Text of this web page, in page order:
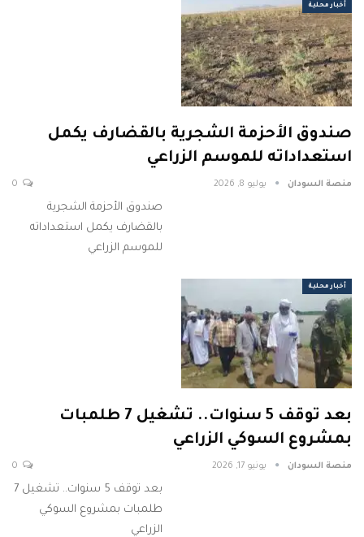
أخبار محلية
صندوق الأحزمة الشجرية بالقضارف يكمل
استعداداته للموسم الزراعي
منصة السودان يوليو 8, 2026
صندوق الأحزمة الشجرية
بالقضارف يكمل استعداداته
للموسم الزراعي
أخبار محلية
بعد توقف 5 سنوات.. تشغيل 7 طلمبات
بمشروع السوكي الزراعي
منصة السودان يونيو 17, 2026
بعد توقف 5 سنوات.. تشغيل 7
طلمبات بمشروع السوكي
الزراعي